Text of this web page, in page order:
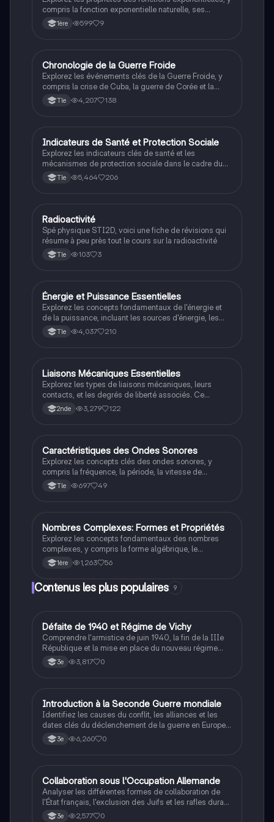
compris la fonction exponentielle naturelle, ses
dérivées, et les variations. Ce document approfondit
les concepts clés tels que les limites, les applications
fonctions exponentielles en mathématiques.
1ère 599 9
STI2D
Chronologie de la Guerre Froide
Explorez les événements clés de la Guerre Froide, y
compris la crise de Cuba, la guerre de Corée et la
guerre du Vietnam. Cette fiche d'histoire pour le
programme terminale technologique couvre les
Khrouchtchev. Idéal pour les étudiants en STMG et
autres bacs technologiques.
Tle 4,207 138
STI2D
Indicateurs de Santé et Protection Sociale
Explorez les indicateurs clés de santé et les
mécanismes de protection sociale dans le cadre du
programme ST2S. Ce document aborde les
déterminants de la santé, les inégalités sociales, et
approfondir leur compréhension des enjeux de santé
et de bien-être social.
Tle 5,464 206
STI2D
Radioactivité
Spé physique STI2D, voici une fiche de révisions qui
résume à peu près tout le cours sur la radioactivité
Tle 103 3
STI2D
Énergie et Puissance Essentielles
Explorez les concepts fondamentaux de l'énergie et
de la puissance, incluant les sources d'énergie, les
différentes formes d'énergie, et les formules clés. Ce
résumé couvre les énergies mécaniques, thermiques,
Tle 4,037 210
STI2D
Liaisons Mécaniques Essentielles
Explorez les types de liaisons mécaniques, leurs
contacts, et les degrés de liberté associés. Ce
document présente des symboles, des exemples
pratiques, et des explications claires pour le BAC
2nde 3,279 122
STI2D
Caractéristiques des Ondes Sonores
Explorez les concepts clés des ondes sonores, y
compris la fréquence, la période, la vitesse de
propagation, l'intensité sonore et le niveau sonore en
décibels. Ce document présente des formules
sonores. Type: résumé.
Tle 697 49
Maths
Nombres Complexes: Formes et Propriétés
Explorez les concepts fondamentaux des nombres
complexes, y compris la forme algébrique, le
conjugué, le module, l'argument et la forme
trigonométrique. Ce résumé détaillé vous guide à
associés aux nombres complexes, essentiel pour les
1ère 1,263 56
Contenus les plus populaires 9
DHistoire
Défaite de 1940 et Régime de Vichy
Comprendre l'armistice de juin 1940, la fin de la IIIe
République et la mise en place du nouveau régime
autoritaire de Philippe Pétain.
3e 3,817 0
IHistoire
Introduction à la Seconde Guerre mondiale
Identifiez les causes du conflit, les alliances et les
dates clés du déclenchement de la guerre en Europe
et dans le Pacifique.
3e 6,260 0
CHistoire
Collaboration sous l'Occupation Allemande
Analyser les différentes formes de collaboration de
l'État français, l'exclusion des Juifs et les rafles durant
la Seconde Guerre mondiale.
3e 2,577 0